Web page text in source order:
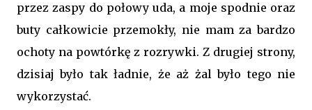
przez zaspy do połowy uda, a moje spodnie oraz
buty całkowicie przemokły, nie mam za bardzo
ochoty na powtórkę z rozrywki. Z drugiej strony,
dzisiaj było tak ładnie, że aż żal było tego nie
wykorzystać.